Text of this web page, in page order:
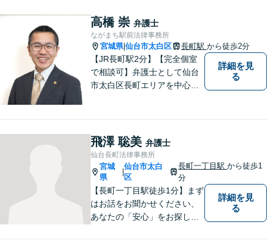
か？
高橋 崇 弁護士
ながまち駅前法律事務所
宮城県|仙台市太白区 長町駅 から徒歩2分
【JR長町駅2分】【完全個室
で相談可】弁護士として仙台
市太白区長町エリアを中心
いただきます。 親身になって
お話を聴かせていただきます
ので、お気軽にご相談くださ
い。
詳細を見
る
飛澤 聡美 弁護士
仙台長町法律事務所
宮城
県
|
仙台市太白
区
長町一丁目駅から徒歩1
分
【長町一丁目駅徒歩1分】まず
はお話をお聞かせください、
あなたの「安心」をお探しし
お話に来ていただいて大丈夫
詳細を見
る